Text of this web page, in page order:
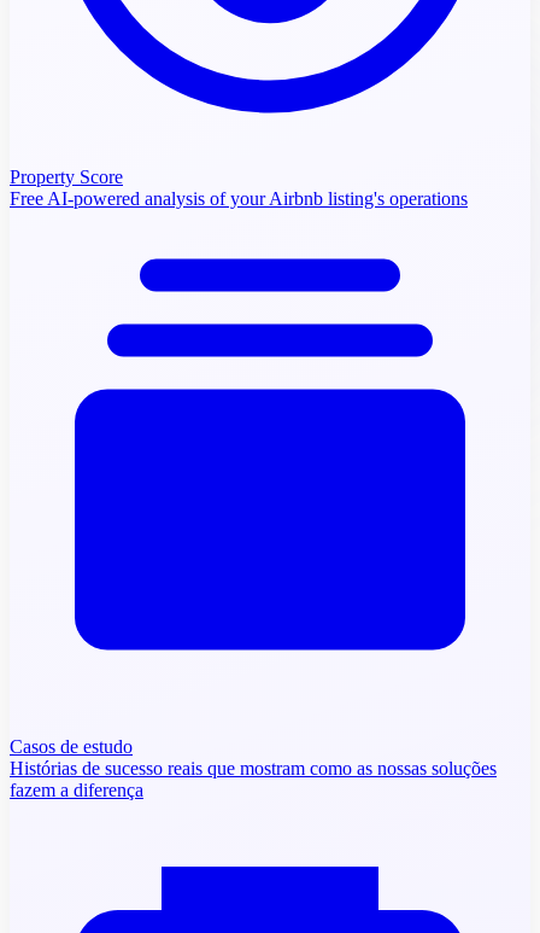
Property Score
Free AI-powered analysis of your Airbnb listing's operations
Casos de estudo
Histórias de sucesso reais que mostram como as nossas soluções
fazem a diferença